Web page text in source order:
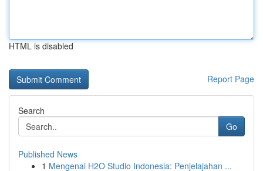
HTML is disabled
Report Page
Search
Go
Published News
1 Mengenai H2O Studio Indonesia: Penjelajahan ...